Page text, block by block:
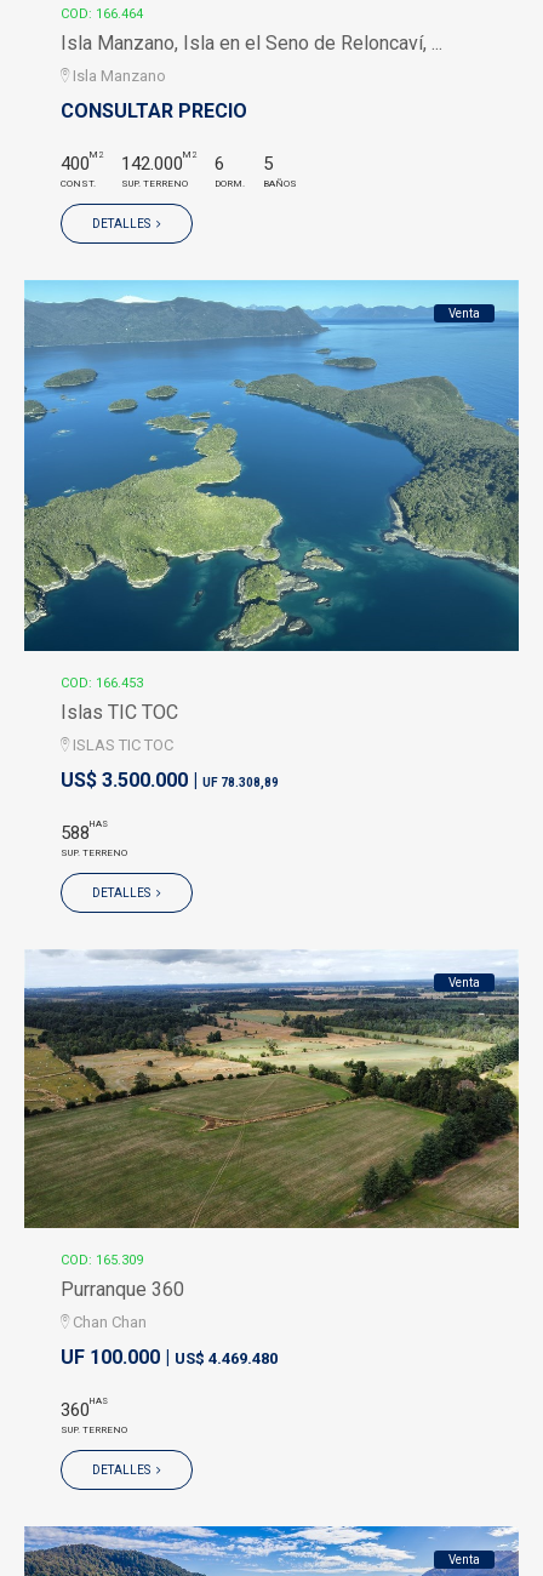
COD: 166.464
Isla Manzano, Isla en el Seno de Reloncaví, ...
Isla Manzano
CONSULTAR PRECIO
400M2
CONST.
142.000M2
SUP. TERRENO
6
DORM.
5
BAÑOS
DETALLES
Venta
COD: 166.453
Islas TIC TOC
ISLAS TIC TOC
US$ 3.500.000 | UF 78.308,89
588HAS
SUP. TERRENO
DETALLES
Venta
COD: 165.309
Purranque 360
Chan Chan
UF 100.000 | US$ 4.469.480
360HAS
SUP. TERRENO
DETALLES
Venta